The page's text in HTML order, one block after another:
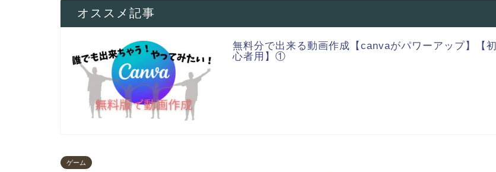
オススメ記事
無料分で出来る動画作成【canvaがパワーアップ】【初
心者用】①
ゲーム